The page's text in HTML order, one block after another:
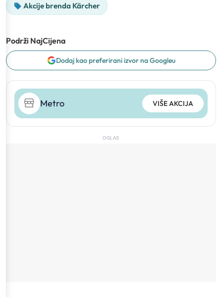
Akcije brenda Kärcher
Podrži NajCijena
Dodaj kao preferirani izvor na Googleu
Metro VIŠE AKCIJA
OGLAS